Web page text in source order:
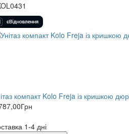
компакт Kolo Freja із кришкою
Грн
1-4 дні